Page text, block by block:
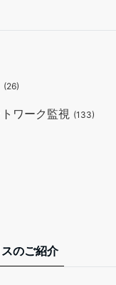
(26)
ワーク監視 (133)
のご紹介